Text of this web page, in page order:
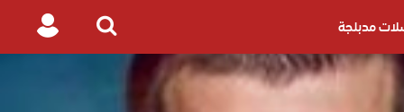
مدبلجة
Search
Login